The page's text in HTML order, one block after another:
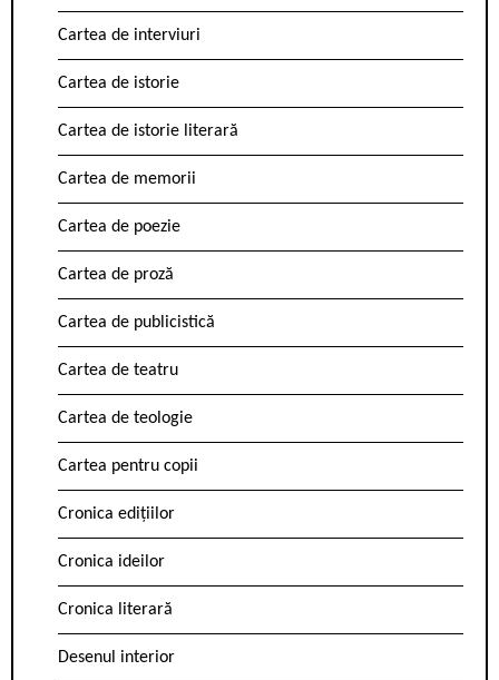
Cartea de interviuri
Cartea de istorie
Cartea de istorie literară
Cartea de memorii
Cartea de poezie
Cartea de proză
Cartea de publicistică
Cartea de teatru
Cartea de teologie
Cartea pentru copii
Cronica edițiilor
Cronica ideilor
Cronica literară
Desenul interior